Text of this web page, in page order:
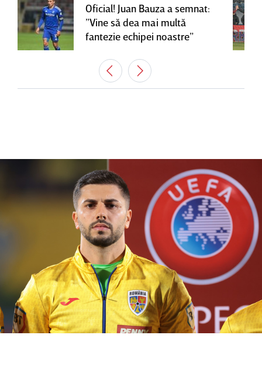
Oficial! Juan Bauza a semnat:
”Vine să dea mai multă
fantezie echipei noastre”